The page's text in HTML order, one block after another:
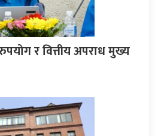
र वित्तीय अपराध मुख्य